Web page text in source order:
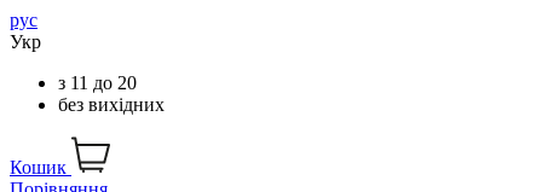
рус
Укр
з 11 до 20
без вихідних
Кошик